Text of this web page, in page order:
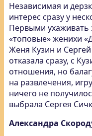
Независимая и
интерес сразу у
Первыми
«топовые» женихи
Женя Кузин и
отказала сразу, с
отношения, но
на развлечения,
ничего не
выбрала Сергея
Александра